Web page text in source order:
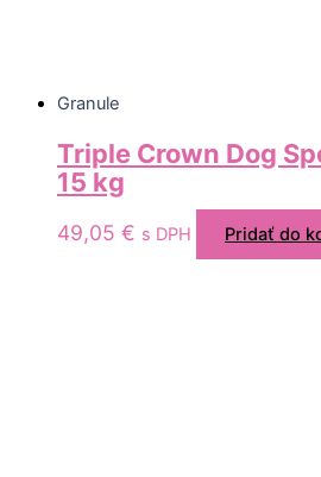
Granule
Triple Crown Dog
15 kg
49,05 € s DPH Pridať do